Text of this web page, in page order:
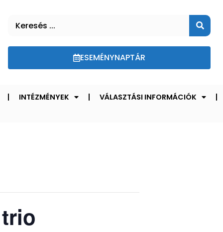
ESEMÉNYNAPTÁR
INTÉZMÉNYEK VÁLASZTÁSI INFORMÁCIÓK